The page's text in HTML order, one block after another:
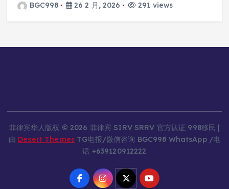
BGC998 26 2 月, 2026 291 views
菲律宾华人版权 © 2026 菲律宾 SIRV SRRV 官方认证 998移民 |
由 Desert Themes TG电报/微信咨询 BGC998 WhatsApp /电
话 +639120912222